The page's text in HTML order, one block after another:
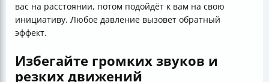
вас на расстоянии, потом подойдёт к вам на свою
инициативу. Любое давление вызовет обратный
эффект.
Избегайте громких звуков и
резких движений